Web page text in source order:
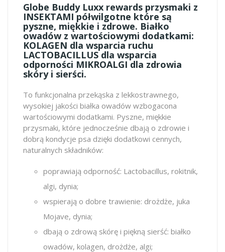
Globe Buddy Luxx rewards przysmaki z
INSEKTAMI półwilgotne które są
pyszne, miękkie i zdrowe. Białko
owadów z wartościowymi dodatkami:
KOLAGEN dla wsparcia ruchu
LACTOBACILLUS dla wsparcia
odporności MIKROALGI dla zdrowia
skóry i sierści.
To funkcjonalna przekąska z lekkostrawnego,
wysokiej jakości białka owadów wzbogacona
wartościowymi dodatkami. Pyszne, miękkie
przysmaki, które jednocześnie dbają o zdrowie i
dobrą kondycje psa dzięki dodatkowi cennych,
naturalnych składników:
poprawiają odporność: Lactobacillus, rokitnik,
algi, dynia;
wspierają o dobre trawienie: drożdże, juka
Mojave, dynia;
dbają o zdrową skórę i piękną sierść: białko
owadów, kolagen, drożdże, algi;